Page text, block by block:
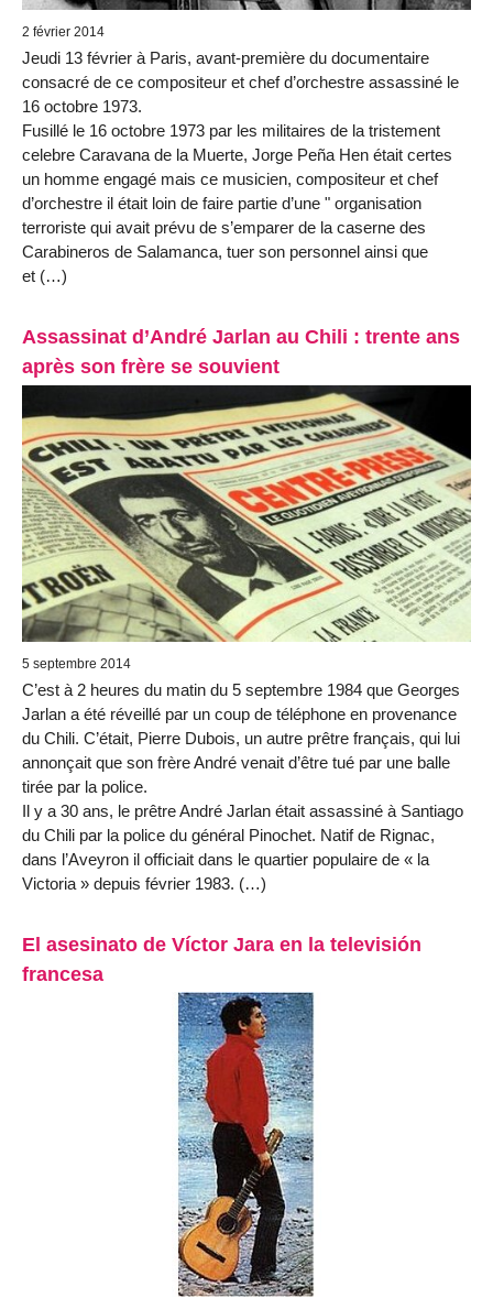
2 février 2014
Jeudi 13 février à Paris, avant-première du documentaire
consacré de ce compositeur et chef d’orchestre assassiné le
16 octobre 1973.
Fusillé le 16 octobre 1973 par les militaires de la tristement
celebre Caravana de la Muerte, Jorge Peña Hen était certes
un homme engagé mais ce musicien, compositeur et chef
d’orchestre il était loin de faire partie d’une " organisation
terroriste qui avait prévu de s’emparer de la caserne des
Carabineros de Salamanca, tuer son personnel ainsi que
et (…)
Assassinat d’André Jarlan au Chili : trente ans
après son frère se souvient
5 septembre 2014
C’est à 2 heures du matin du 5 septembre 1984 que Georges
Jarlan a été réveillé par un coup de téléphone en provenance
du Chili. C’était, Pierre Dubois, un autre prêtre français, qui lui
annonçait que son frère André venait d’être tué par une balle
tirée par la police.
Il y a 30 ans, le prêtre André Jarlan était assassiné à Santiago
du Chili par la police du général Pinochet. Natif de Rignac,
dans l’Aveyron il officiait dans le quartier populaire de « la
Victoria » depuis février 1983. (…)
El asesinato de Víctor Jara en la televisión
francesa